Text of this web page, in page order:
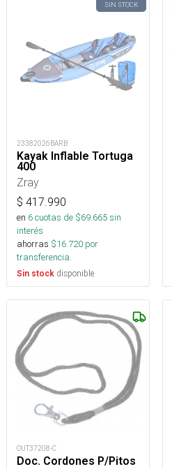
SIN STOCK
23382026BARB
Kayak Inflable Tortuga
400
Zray
$ 417.990
en 6cuotas de $69.665sin
interés
ahorras $16.720 por
transferencia.
Sin stock disponible
OUT37208-C
Doc. Cordones P/Pitos